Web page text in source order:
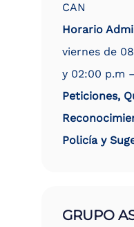
CAN
Horario
viernes de
y 02:00 p.m
Peticiones,
Policía y
GRUPO